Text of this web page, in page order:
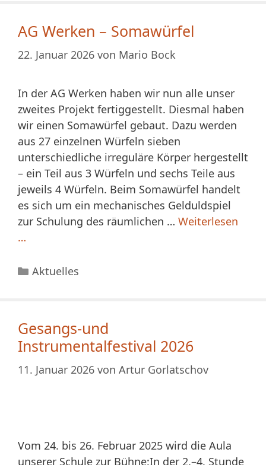
AG Werken – Somawürfel
22. Januar 2026 von Mario Bock
In der AG Werken haben wir nun alle unser
zweites Projekt fertiggestellt. Diesmal haben
wir einen Somawürfel gebaut. Dazu werden
aus 27 einzelnen Würfeln sieben
unterschiedliche irreguläre Körper hergestellt
– ein Teil aus 3 Würfeln und sechs Teile aus
jeweils 4 Würfeln. Beim Somawürfel handelt
es sich um ein mechanisches Gelduldspiel
zur Schulung des räumlichen … Weiterlesen
…
Kategorien
Aktuelles
Gesangs-und
Instrumentalfestival 2026
11. Januar 2026 von Artur Gorlatschov
Vom 24. bis 26. Februar 2025 wird die Aula
unserer Schule zur Bühne:In der 2.–4. Stunde